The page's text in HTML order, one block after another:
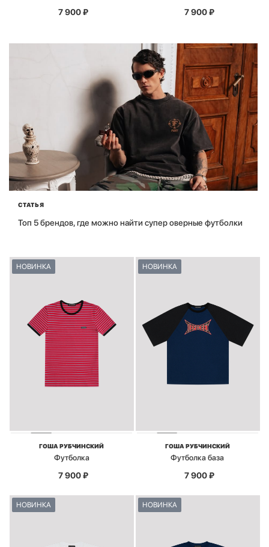
7 900₽ 7 900₽
СТАТЬЯ
Топ 5 брендов, где можно найти супер оверные футболки
НОВИНКА
ГОША РУБЧИНСКИЙ
Футболка
7 900₽
НОВИНКА
ГОША РУБЧИНСКИЙ
Футболка база
7 900₽
НОВИНКА НОВИНКА